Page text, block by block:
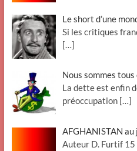
Le short d’une
Si les critiques
[…]
Nous sommes
La dette est enfin
préoccupation […]
AFGHANISTAN
Auteur D. Furtif